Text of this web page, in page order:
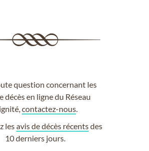
question concernant les
décès en ligne du Réseau
contactez-nous
lesavis de décès récentsdes
10 derniers jours.